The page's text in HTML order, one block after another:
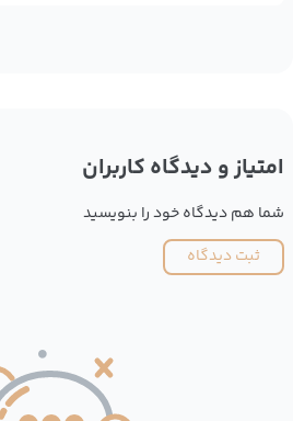
امتیاز و دیدگاه کاربران
شما هم دیدگاه خود را بنویسید
ثبت دیدگاه